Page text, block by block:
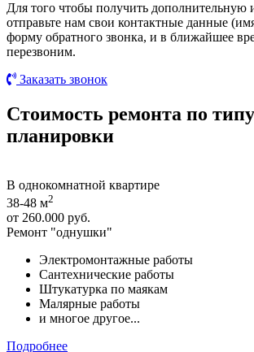
Для того чтобы получить
отправьте нам свои контактные данные
форму обратного звонка, и в ближайшее
перезвоним.
Заказать звонок
Стоимость ремонта по типу
планировки
В однокомнатной квартире
38-48 м2
от 260.000 руб.
Ремонт "однушки"
Электромонтажные работы
Сантехнические работы
Штукатурка по маякам
Малярные работы
и многое другое...
Подробнее